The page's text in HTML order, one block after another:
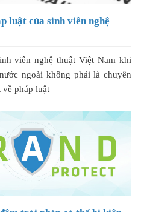
luật của sinh viên nghệ
viên nghệ thuật Việt Nam khi
ngoài không phải là chuyên
về pháp luật